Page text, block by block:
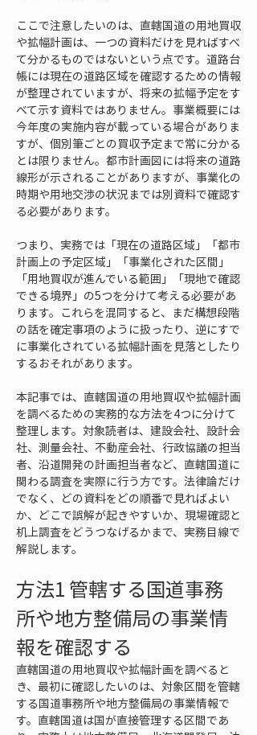
ここで注意したいのは、直轄国道の用地買収
や拡幅計画は、一つの資料だけを見ればすべ
て分かるものではないという点です。道路台
帳には現在の道路区域を確認するための情報
が整理されていますが、将来の拡幅予定をす
べて示す資料ではありません。事業概要には
今年度の実施内容が載っている場合がありま
すが、個別筆ごとの買収予定まで常に分かる
とは限りません。都市計画図には将来の道路
線形が示されることがありますが、事業化の
時期や用地交渉の状況までは別資料で確認す
る必要があります。
つまり、実務では「現在の道路区域」「都市
計画上の予定区域」「事業化された区間」
「用地買収が進んでいる範囲」「現地で確認
できる境界」の5つを分けて考える必要があ
ります。これらを混同すると、まだ構想段階
の話を確定事項のように扱ったり、逆にすで
に事業化されている拡幅計画を見落としたり
するおそれがあります。
本記事では、直轄国道の用地買収や拡幅計画
を調べるための実務的な方法を4つに分けて
整理します。対象読者は、建設会社、設計会
社、測量会社、不動産会社、行政協議の担当
者、沿道開発の計画担当者など、直轄国道に
関わる調査を実際に行う方です。法律論だけ
でなく、どの資料をどの順番で見ればよい
か、どこで誤解が起きやすいか、現場確認と
机上調査をどうつなげるかまで、実務目線で
解説します。
方法1 管轄する国道事務
所や地方整備局の事業情
報を確認する
直轄国道の用地買収や拡幅計画を調べると
き、最初に確認したいのは、対象区間を管轄
する国道事務所や地方整備局の事業情報で
す。直轄国道は国が直接管理する区間であ